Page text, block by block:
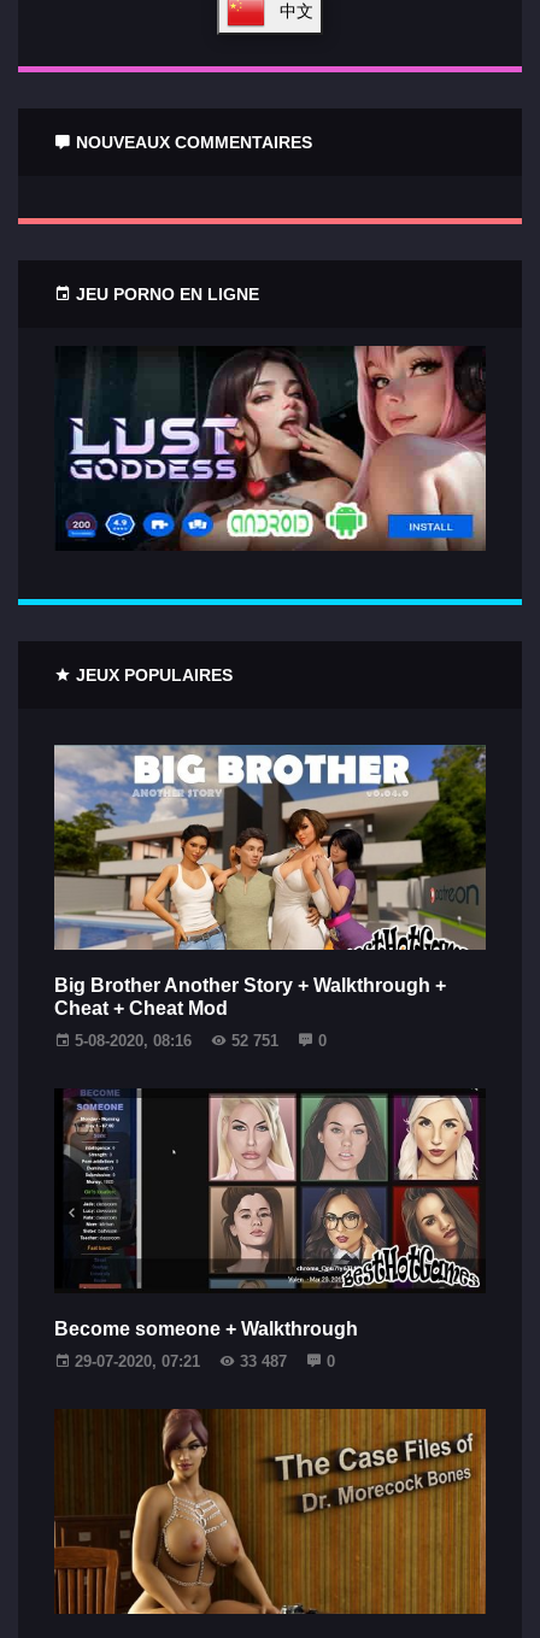
中文
NOUVEAUX COMMENTAIRES
JEU PORNO EN LIGNE
JEUX POPULAIRES
Big Brother Another Story + Walkthrough +
Cheat + Cheat Mod
5-08-2020, 08:16 52 751 0
Become someone + Walkthrough
29-07-2020, 07:21 33 487 0